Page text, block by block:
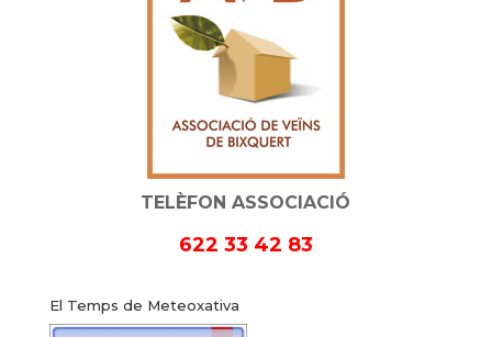
TELÈFON ASSOCIACIÓ
622 33 42 83
El Temps de Meteoxativa